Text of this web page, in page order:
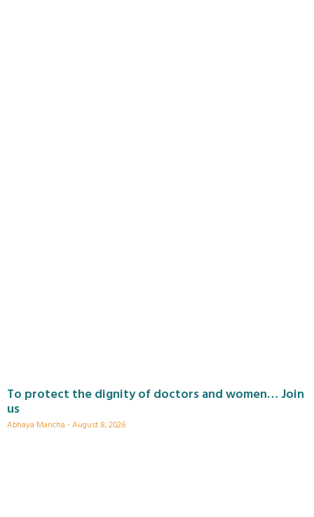
To protect the dignity of doctors and women… Join
us
Abhaya Mancha August 8, 2026